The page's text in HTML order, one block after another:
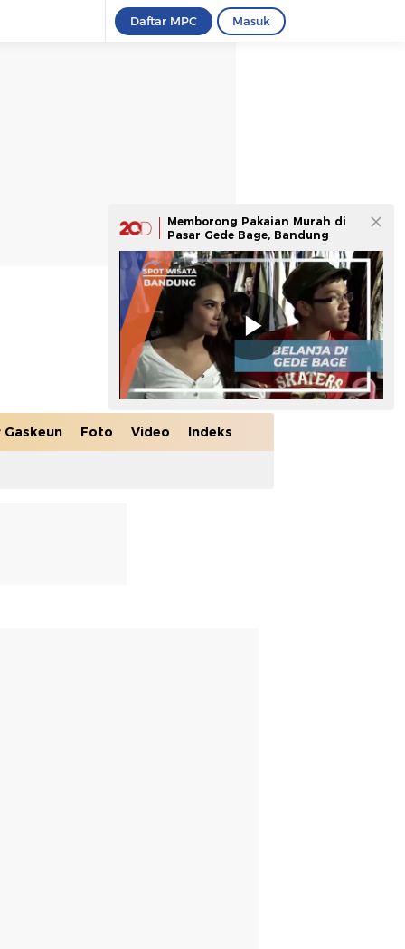
Daftar MPC Masuk
Gaskeun Foto Video Indeks
Memborong Pakaian Murah di
Pasar Gede Bage, Bandung